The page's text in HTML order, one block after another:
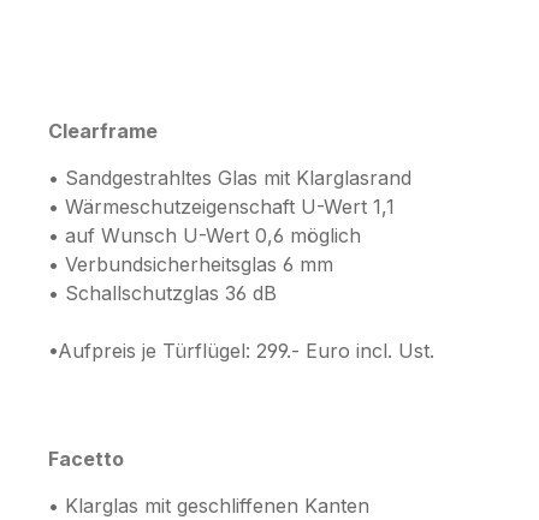
Clearframe
• Sandgestrahltes Glas mit Klarglasrand
• Wärmeschutzeigenschaft U-Wert 1,1
• auf Wunsch U-Wert 0,6 möglich
• Verbundsicherheitsglas 6 mm
• Schallschutzglas 36 dB
•Aufpreis je Türflügel: 299.- Euro incl. Ust.
Facetto
• Klarglas mit geschliffenen Kanten